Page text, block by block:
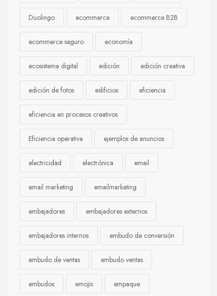
Duolingo ecommerce ecommerce B2B
ecommerce seguro economía
ecosistema digital edición edición creativa
edición de fotos edificios eficiencia
eficiencia en procesos creativos
Eficiencia operativa ejemplos de anuncios
electricidad electrónica email
email marketing emailmarketing
embajadores embajadores externos
embajadores internos embudo de conversión
embudo de ventas embudo ventas
embudos emojis empaque